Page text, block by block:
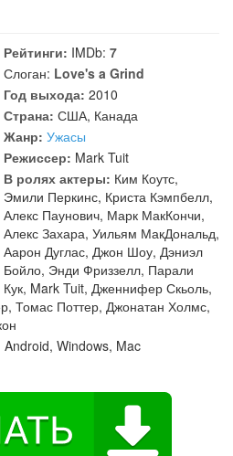
Рейтинги: IMDb: 7
Слоган: Love's a Grind
Год выхода: 2010
Страна: США, Канада
Жанр: Ужасы
Режиссер: Mark Tuit
В ролях актеры: Ким Коутс,
Эмили Перкинс, Криста Кэмпбелл,
Алекс Паунович, Марк МакКончи,
Алекс Захара, Уильям МакДональд,
Аарон Дуглас, Джон Шоу, Дэниэл
Бойло, Энди Фриззелл, Парали
Кук, Mark Tuit, Дженнифер Скьоль,
, Томас Поттер, Джонатан Холмс,
Windows, Mac